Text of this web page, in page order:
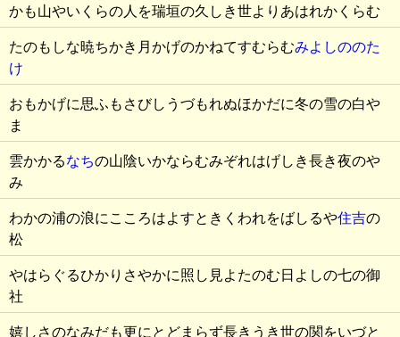
かも山やいくらの人を瑞垣の久しき世よりあはれかくらむ
たのもしな暁ちかき月かげのかねてすむらむみよしののた
け
おもかげに思ふもさびしうづもれぬほかだに冬の雪の白や
ま
雲かかるなちの山陰いかならむみぞれはげしき長き夜のや
み
わかの浦の浪にこころはよすときくわれをばしるや住吉の
松
やはらぐるひかりさやかに照し見よたのむ日よしの七の御
社
嬉しさのなみだも更にとどまらず長きうき世の関をいづと